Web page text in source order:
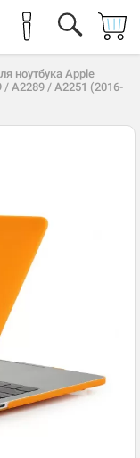
ноутбука Apple
/ A2289 / A2251 (2016-